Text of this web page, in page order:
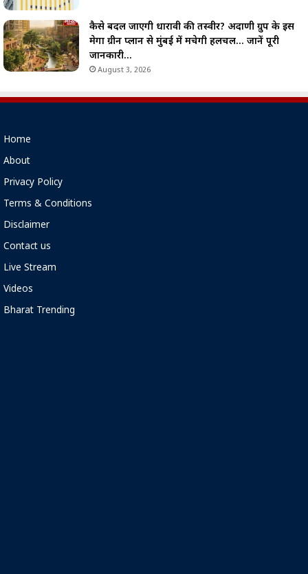
कैसे बदल जाएगी धारावी की तस्वीर? अदाणी ग्रुप के इस
मेगा ग्रीन प्लान से मुंबई में मचेगी हलचल… जानें पूरी
जानकारी…
August 3, 2026
Home
About
Privacy Policy
Terms & Conditions
Disclaimer
Contact us
Live Stream
Videos
Bharat Trending